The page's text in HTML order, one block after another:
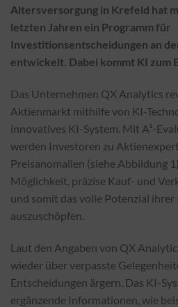
Altersversorgung in Krefeld hat
letzten Jahren ein Programm für
Investitionsentscheidungen an
entwickelt. Dabei kommt KI zum
Das Unternehmen QX Analytics
Aktienmarkt mithilfe von KI-
innovatives KI-System. Mit A³-
werden Investoren zu
Preisanomalien (siehe Abbildung
Möglichkeit, präzise Kauf- und
und somit das volle Potenzial
auszuschöpfen.
Laut den Angaben von QX
wieder über verpasste
Entscheidungen ärgern. Das KI-
ergänzende Informationen, wie